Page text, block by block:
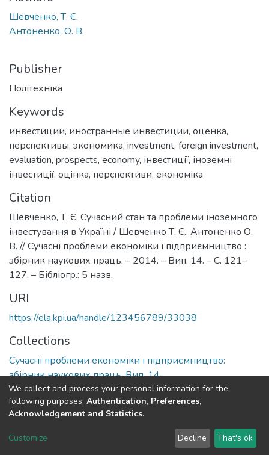
Шевченко, Т. Є.
Антоненко, О. В.
Publisher
Політехніка
Keywords
инвестиции, иностранные инвестиции, оценка,
перспективы, экономика, investment, foreign investment,
evaluation, prospects, economy, інвестиції, іноземні
інвестиції, оцінка, перспективи, економіка
Citation
Шевченко, Т. Є. Сучасний стан та проблеми іноземного
інвестування в Україні / Шевченко Т. Є., Антоненко О.
В. // Сучасні проблеми економіки і підприємництво :
збірник наукових праць. – 2014. – Вип. 14. – С. 121–
127. – Бібліогр.: 5 назв.
URI
https://ela.kpi.ua/handle/123456789/33038
Collections
Сучасні проблеми економіки і підприємництво:
збірник наукових праць, Вип. 14
Full item page
DSpace software copyright © 2002-2026 LYRASIS
Send Feedback
We collect and process your personal information for the
following purposes: Authentication, Preferences,
Acknowledgement and Statistics.
Customize Decline That's ok